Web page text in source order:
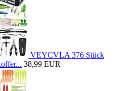
VEYCVLA 376 Stück
38,99 EUR